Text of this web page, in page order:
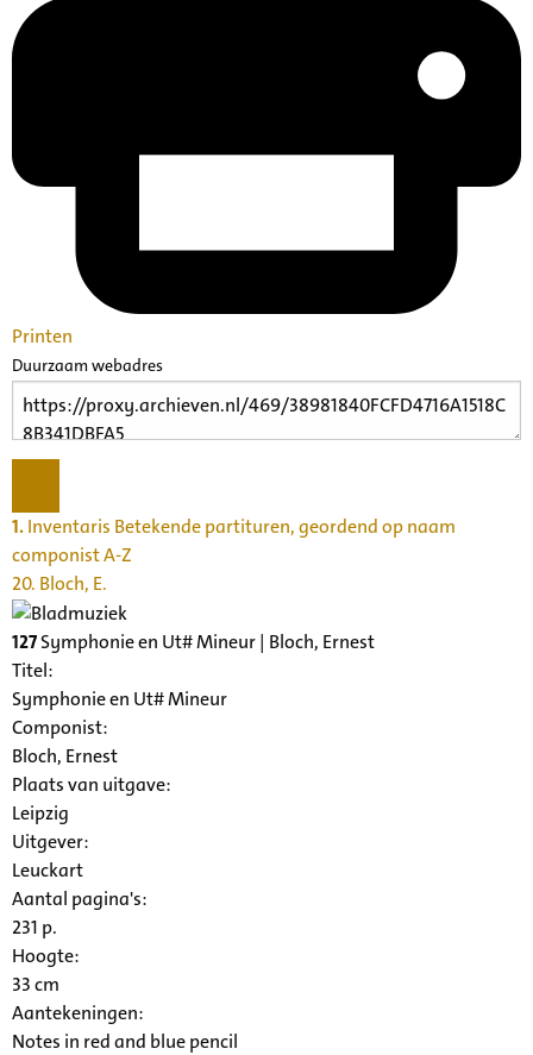
Printen
Duurzaam webadres
1.Inventaris Betekende partituren, geordend op naam
componist A-Z
20. Bloch, E.
127Symphonie en Ut# Mineur | Bloch, Ernest
Titel:
Symphonie en Ut# Mineur
Componist:
Bloch, Ernest
Plaats van uitgave:
Leipzig
Uitgever:
Leuckart
Aantal pagina's:
231 p.
Hoogte:
33 cm
Aantekeningen:
Notes in red and blue pencil